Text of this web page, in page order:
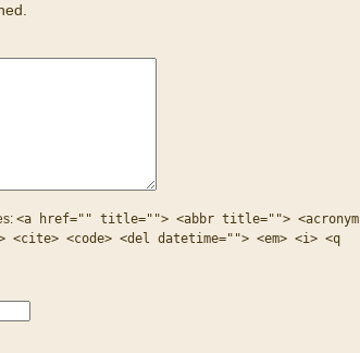
<a href="" title=""> <abbr title=""> <acronym
<code> <del datetime=""> <em> <i> <q